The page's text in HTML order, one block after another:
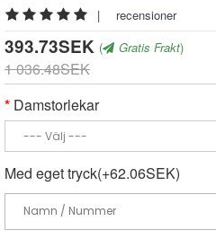
| recensioner
393.73SEK ( Gratis Frakt)
1 036.48SEK
Damstorlekar
Med eget tryck(+62.06SEK)